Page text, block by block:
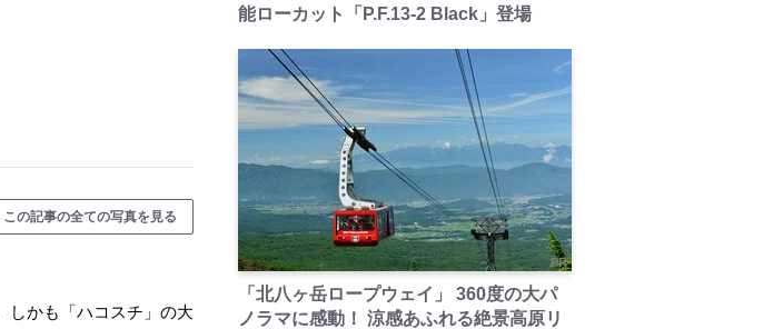
の記事の全ての写真を見る
しかも「ハコスチ」の大
能ローカット「P.F.13-2 Black」登場
PR
「北八ヶ岳ロープウェイ」 360度の大パ
ノラマに感動！ 涼感あふれる絶景高原リ